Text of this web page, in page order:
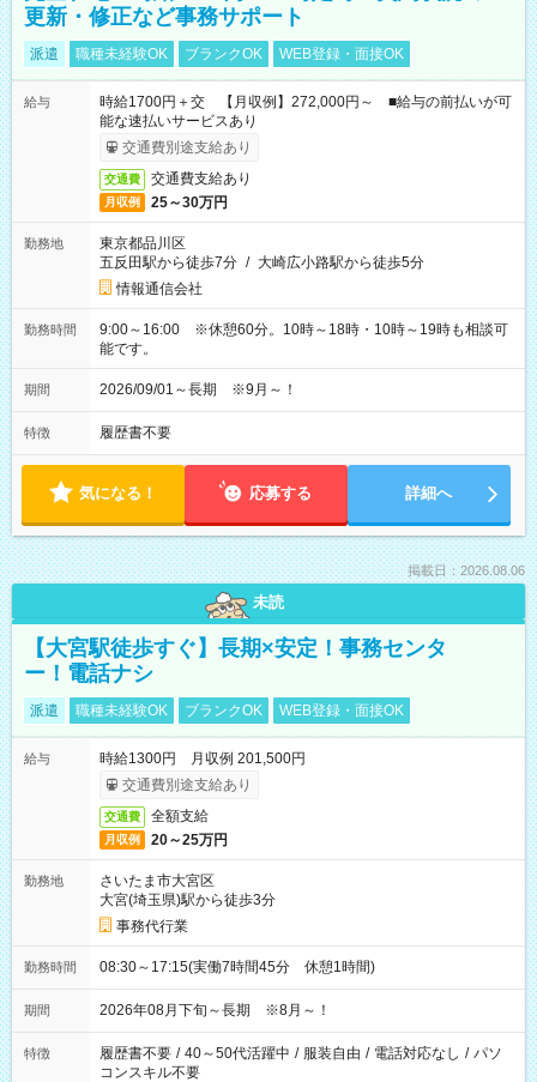
更新・修正など事務サポート
派遣 職種未経験OK ブランクOK WEB登録・面接OK
給与
時給1700円＋交 【月収例】272,000円～ ■給与の前払いが可
能な速払いサービスあり
交通費別途支給あり
交通費 交通費支給あり
月収例 25～30万円
勤務地
東京都品川区
五反田駅から徒歩7分 / 大崎広小路駅から徒歩5分
情報通信会社
勤務時間
9:00～16:00 ※休憩60分。10時～18時・10時～19時も相談可
能です。
期間 2026/09/01～長期 ※9月～！
特徴 履歴書不要
気になる！ 応募する 詳細へ
掲載日：2026.08.06
未読
【大宮駅徒歩すぐ】長期×安定！事務センタ
ー！電話ナシ
派遣 職種未経験OK ブランクOK WEB登録・面接OK
給与
時給1300円 月収例 201,500円
交通費別途支給あり
交通費 全額支給
月収例 20～25万円
勤務地
さいたま市大宮区
大宮(埼玉県)駅から徒歩3分
事務代行業
勤務時間 08:30～17:15(実働7時間45分 休憩1時間)
期間 2026年08月下旬～長期 ※8月～！
特徴 履歴書不要 / 40～50代活躍中 / 服装自由 / 電話対応なし / パソ
コンスキル不要